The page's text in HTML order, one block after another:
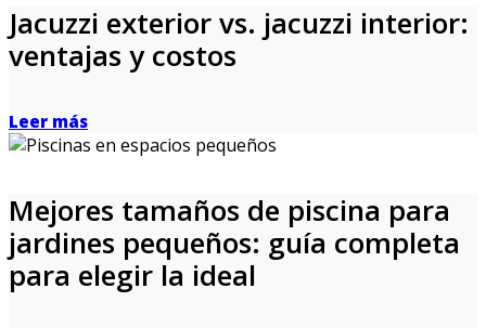
Jacuzzi exterior vs. jacuzzi interior:
ventajas y costos
Leer más
Mejores tamaños de piscina para
jardines pequeños: guía completa
para elegir la ideal